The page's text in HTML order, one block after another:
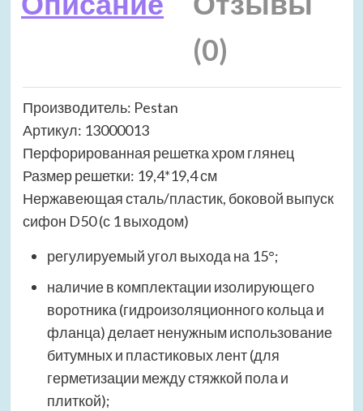
(0)
Производитель: Pestan
Артикул: 13000013
Перфорированная решетка хром глянец
Размер решетки: 19,4*19,4 см
Нержавеющая сталь/пластик, боковой выпуск
сифон D50 (с 1 выходом)
регулируемый угол выхода на 15°;
наличие в комплектации изолирующего
воротника (гидроизоляционного кольца и
фланца) делает ненужным использование
битумных и пластиковых лент (для
герметизации между стяжкой пола и
плиткой);